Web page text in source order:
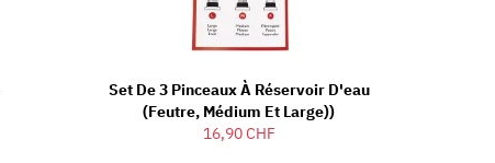
Set De 3 Pinceaux À Réservoir D'eau
(Feutre, Médium Et Large))
16,90 CHF